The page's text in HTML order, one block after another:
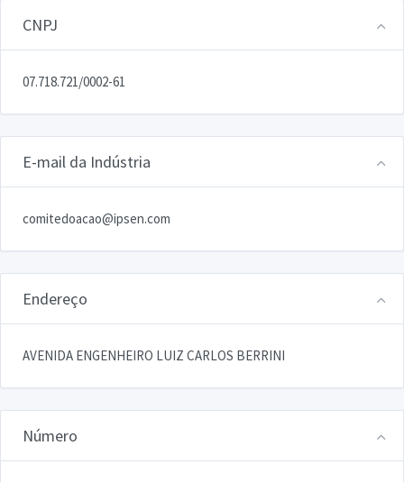
CNPJ
07.718.721/0002-61
E-mail da Indústria
comitedoacao@ipsen.com
Endereço
AVENIDA ENGENHEIRO LUIZ CARLOS BERRINI
Número